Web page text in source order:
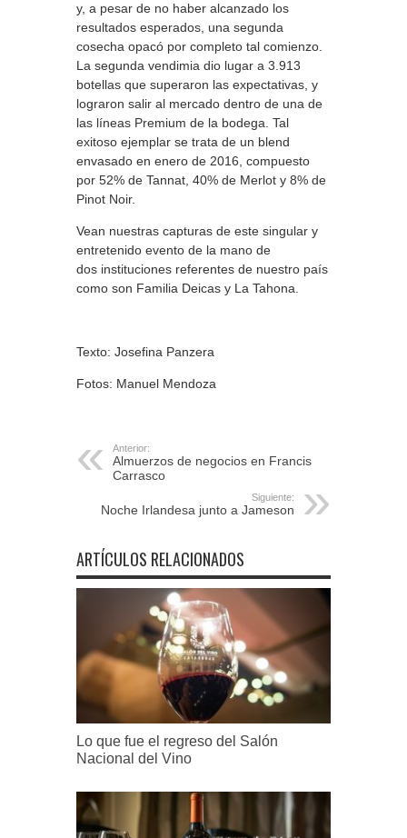
y, a pesar de no haber alcanzado los
resultados esperados, una segunda
cosecha opacó por completo tal comienzo.
La segunda vendimia dio lugar a 3.913
botellas que superaron las expectativas, y
lograron salir al mercado dentro de una de
las líneas Premium de la bodega. Tal
exitoso ejemplar se trata de un blend
envasado en enero de 2016, compuesto
por 52% de Tannat, 40% de Merlot y 8% de
Pinot Noir.
Vean nuestras capturas de este singular y
entretenido evento de la mano de
dos instituciones referentes de nuestro país
como son Familia Deicas y La Tahona.
Texto: Josefina Panzera
Fotos: Manuel Mendoza
Anterior:
Almuerzos de negocios en Francis
Carrasco
Siguiente:
Noche Irlandesa junto a Jameson
ARTÍCULOS RELACIONADOS
Lo que fue el regreso del Salón
Nacional del Vino